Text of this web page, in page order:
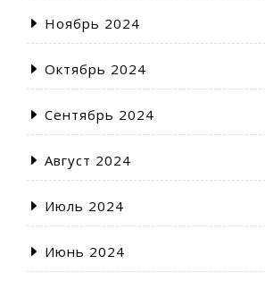
Ноябрь 2024
Октябрь 2024
Сентябрь 2024
Август 2024
Июль 2024
Июнь 2024